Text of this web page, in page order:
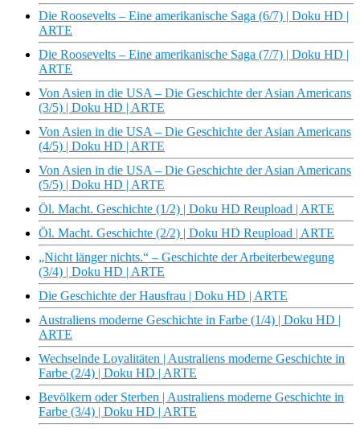
Die Roosevelts – Eine amerikanische Saga (6/7) | Doku HD |
ARTE
Die Roosevelts – Eine amerikanische Saga (7/7) | Doku HD |
ARTE
Von Asien in die USA – Die Geschichte der Asian Americans
(3/5) | Doku HD | ARTE
Von Asien in die USA – Die Geschichte der Asian Americans
(4/5) | Doku HD | ARTE
Von Asien in die USA – Die Geschichte der Asian Americans
(5/5) | Doku HD | ARTE
Öl. Macht. Geschichte (1/2) | Doku HD Reupload | ARTE
Öl. Macht. Geschichte (2/2) | Doku HD Reupload | ARTE
„Nicht länger nichts.“ – Geschichte der Arbeiterbewegung
(3/4) | Doku HD | ARTE
Die Geschichte der Hausfrau | Doku HD | ARTE
Australiens moderne Geschichte in Farbe (1/4) | Doku HD |
ARTE
Wechselnde Loyalitäten | Australiens moderne Geschichte in
Farbe (2/4) | Doku HD | ARTE
Bevölkern oder Sterben | Australiens moderne Geschichte in
Farbe (3/4) | Doku HD | ARTE